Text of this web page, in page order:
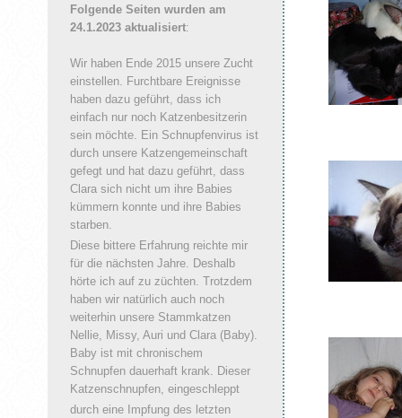
Folgende Seiten wurden am
24.1.2023 aktualisiert:
Wir haben Ende 2015 unsere Zucht
einstellen. Furchtbare Ereignisse
haben dazu geführt, dass ich
einfach nur noch Katzenbesitzerin
sein möchte. Ein Schnupfenvirus ist
durch unsere Katzengemeinschaft
gefegt und hat dazu geführt, dass
Clara sich nicht um ihre Babies
kümmern konnte und ihre Babies
starben.
Diese bittere Erfahrung reichte mir
für die nächsten Jahre. Deshalb
hörte ich auf zu züchten. Trotzdem
haben wir natürlich auch noch
weiterhin unsere Stammkatzen
Nellie, Missy, Auri und Clara (Baby).
Baby ist mit chronischem
Schnupfen dauerhaft krank. Dieser
Katzenschnupfen, eingeschleppt
durch eine Impfung des letzten